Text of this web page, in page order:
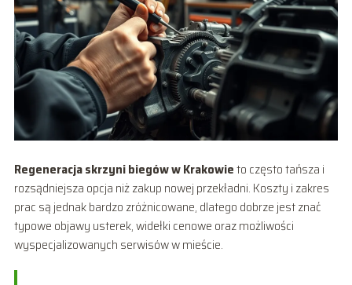
Regeneracja skrzyni biegów w Krakowieto często tańsza i
rozsądniejsza opcja niż zakup nowej przekładni. Koszty i zakres
prac są jednak bardzo zróżnicowane, dlatego dobrze jest znać
typowe objawy usterek, widełki cenowe oraz możliwości
wyspecjalizowanych serwisów w mieście.